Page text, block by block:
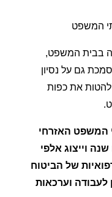
המשפט
בבית המשפט,
גם על נסיון
להטות את כפות
המשפט האזרחי
וייצוג אלפי
של הביטוח
לעבודה וערכאות